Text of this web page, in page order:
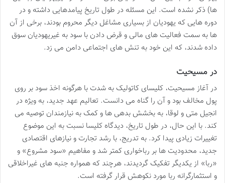
ها) ذکر نشده است. این مسئله در طول تاریخ پیامدهایی داشته و در
دوره هایی که یهودیان از بسیاری مشاغل دیگر محروم بودند، برخی از آن
ها به سمت فعالیت های مالی و قرض دادن با سود به غیریهودیان سوق
داده شدند، که این خود به تنش های اجتماعی دامن می زد.
در مسیحیت
در آغاز مسیحیت، کلیسای کاتولیک به شدت با هرگونه اخذ سود بر روی
پول مخالف بود و آن را گناه می دانست. تعالیم عهد جدید، به ویژه در
انجیل متی و لوقا، به بخشش بدهی ها و کمک به نیازمندان توصیه می
کند. با این حال، در طول تاریخ، دیدگاه کلیسا نسبت به این موضوع
تغییرات زیادی پیدا کرد. به تدریج، با رشد تجارت و نیازهای اقتصادی
جدید، محدودیت ها بر رباخواری کمتر شد و مفاهیم «سود مشروع» و
«ربا» از یکدیگر تفکیک گردیدند، هرچند که همواره جنبه های غیراخلاقی
و استثمارگرانه ربا مورد نکوهش قرار گرفته است.